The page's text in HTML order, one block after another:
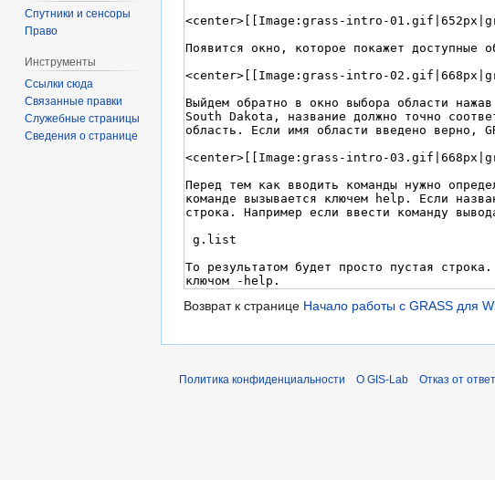
Возврат к странице Начало работы с GRASS для
Спутники и сенсоры
Право
Инструменты
Ссылки сюда
Связанные правки
Служебные страницы
Сведения о странице
Политика конфиденциальности О GIS-Lab Отказ от